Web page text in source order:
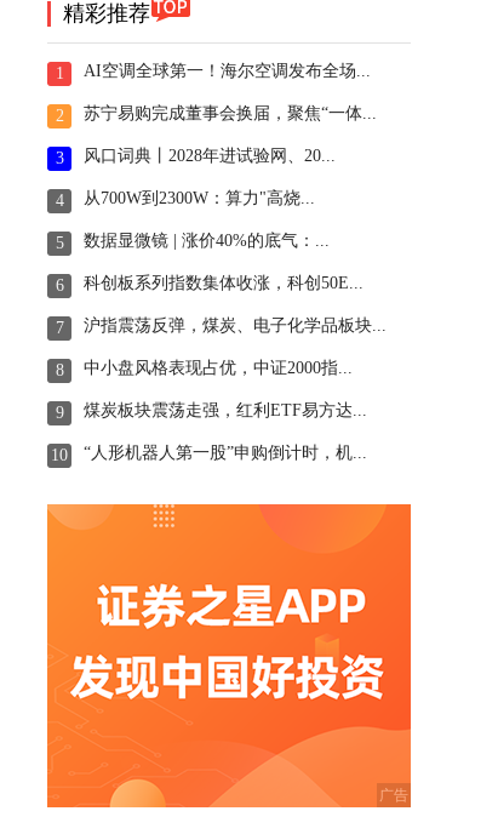
精彩推荐
1 AI空调全球第一！海尔空调发布全场...
2 苏宁易购完成董事会换届，聚焦“一体...
3 风口词典丨2028年进试验网、20...
4 从700W到2300W：算力"高烧...
5 数据显微镜 | 涨价40%的底气：...
6 科创板系列指数集体收涨，科创50E...
7 沪指震荡反弹，煤炭、电子化学品板块...
8 中小盘风格表现占优，中证2000指...
9 煤炭板块震荡走强，红利ETF易方达...
10 “人形机器人第一股”申购倒计时，机...